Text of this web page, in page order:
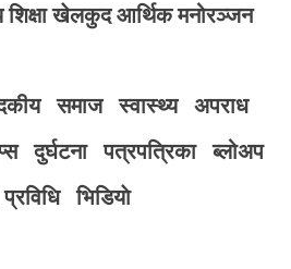
शिक्षा खेलकुद आर्थिक मनोरञ्जन
समाज स्वास्थ्य
अपराध
दुर्घटना पत्रपत्रिका
ब्लोअप
भिडियाे